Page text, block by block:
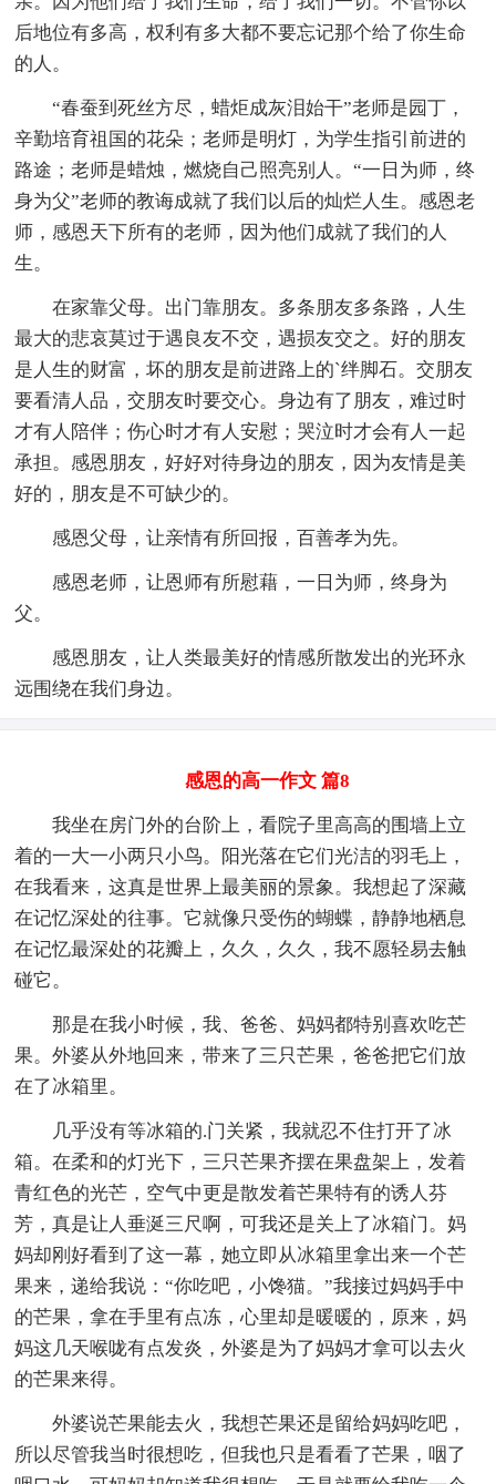
后地位有多高，权利有多大都不要忘记那个给了你生命
的人。
“春蚕到死丝方尽，蜡炬成灰泪始干”老师是园丁，
辛勤培育祖国的花朵；老师是明灯，为学生指引前进的
路途；老师是蜡烛，燃烧自己照亮别人。“一日为师，终
身为父”老师的教诲成就了我们以后的灿烂人生。感恩老
师，感恩天下所有的老师，因为他们成就了我们的人
生。
在家靠父母。出门靠朋友。多条朋友多条路，人生
最大的悲哀莫过于遇良友不交，遇损友交之。好的朋友
是人生的财富，坏的朋友是前进路上的`绊脚石。交朋友
要看清人品，交朋友时要交心。身边有了朋友，难过时
才有人陪伴；伤心时才有人安慰；哭泣时才会有人一起
承担。感恩朋友，好好对待身边的朋友，因为友情是美
好的，朋友是不可缺少的。
感恩父母，让亲情有所回报，百善孝为先。
感恩老师，让恩师有所慰藉，一日为师，终身为
父。
感恩朋友，让人类最美好的情感所散发出的光环永
远围绕在我们身边。
感恩的高一作文 篇8
我坐在房门外的台阶上，看院子里高高的围墙上立
着的一大一小两只小鸟。阳光落在它们光洁的羽毛上，
在我看来，这真是世界上最美丽的景象。我想起了深藏
在记忆深处的往事。它就像只受伤的蝴蝶，静静地栖息
在记忆最深处的花瓣上，久久，久久，我不愿轻易去触
碰它。
那是在我小时候，我、爸爸、妈妈都特别喜欢吃芒
果。外婆从外地回来，带来了三只芒果，爸爸把它们放
在了冰箱里。
几乎没有等冰箱的.门关紧，我就忍不住打开了冰
箱。在柔和的灯光下，三只芒果齐摆在果盘架上，发着
青红色的光芒，空气中更是散发着芒果特有的诱人芬
芳，真是让人垂涎三尺啊，可我还是关上了冰箱门。妈
妈却刚好看到了这一幕，她立即从冰箱里拿出来一个芒
果来，递给我说：“你吃吧，小馋猫。”我接过妈妈手中
的芒果，拿在手里有点冻，心里却是暖暖的，原来，妈
妈这几天喉咙有点发炎，外婆是为了妈妈才拿可以去火
的芒果来得。
外婆说芒果能去火，我想芒果还是留给妈妈吃吧，
所以尽管我当时很想吃，但我也只是看看了芒果，咽了